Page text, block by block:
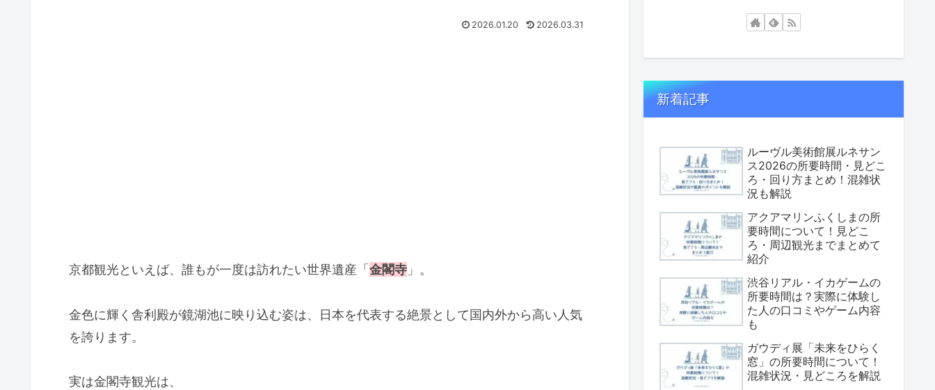
2026.01.20 2026.03.31
京都観光といえば、誰もが一度は訪れたい世界遺産「 金閣寺 」。
金色に輝く舎利殿が鏡湖池に映り込む姿は、日本を代表する絶景として国内外から高い人気
を誇ります。
実は金閣寺観光は、
新着記事
ルーヴル美術館展ルネサン
ス2026の所要時間・見どこ
ろ・回り方まとめ！混雑状
況も解説
アクアマリンふくしまの所
要時間について！見どこ
ろ・周辺観光までまとめて
紹介
渋谷リアル・イカゲームの
所要時間は？実際に体験し
た人の口コミやゲーム内容
も
ガウディ展「未来をひらく
窓」の所要時間について！
混雑状況・見どころを解説